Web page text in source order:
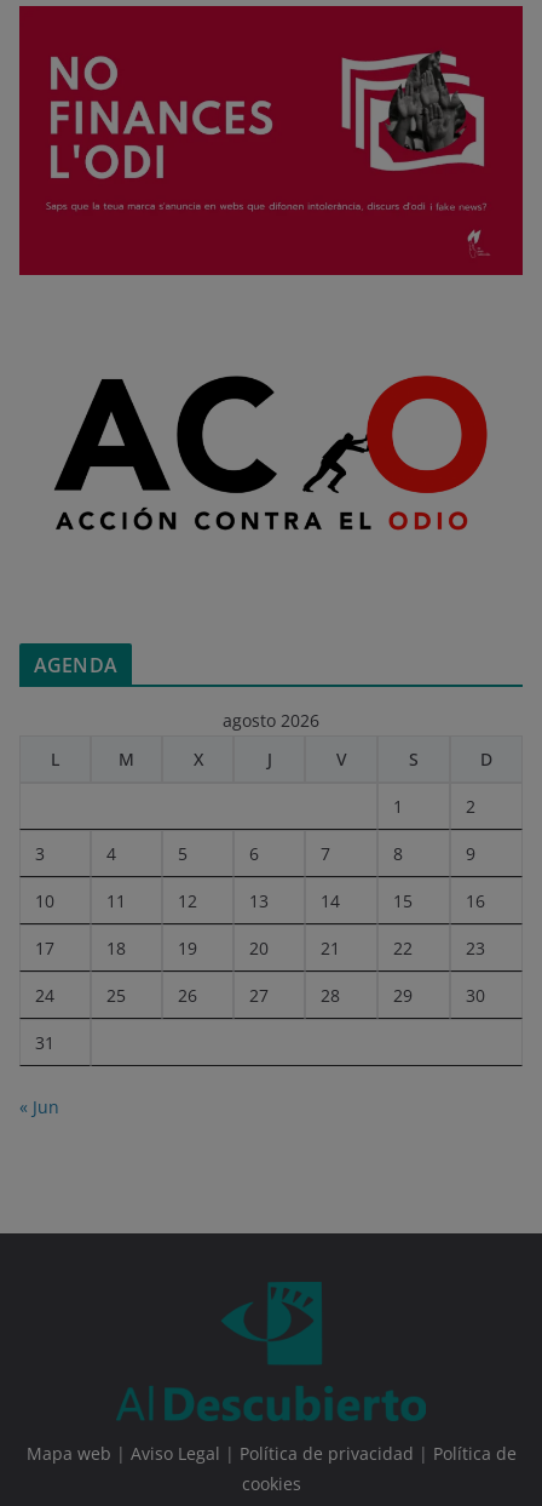
AGENDA
agosto 2026
L
M X J V S D
1 2
3 4 5 6 7 8 9
10 11 12 13 14 15 16
17 18 19 20 21 22 23
24 25 26 27 28 29 30
31
« Jun
Mapa web | Aviso Legal | Política de privacidad | Política de
cookies